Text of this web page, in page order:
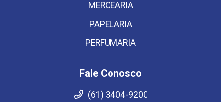
MERCEARIA
PAPELARIA
PERFUMARIA
Fale Conosco
(61) 3404-9200